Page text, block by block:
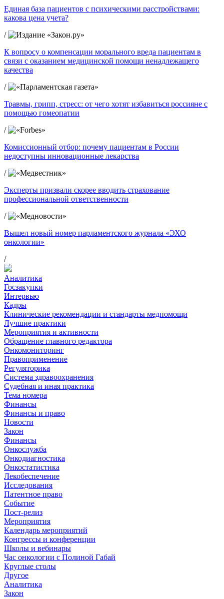
Единая база пациентов с психическими расстройствами:
какова цена учета?
/
К вопросу о компенсации морального вреда пациентам в
связи с оказанием медицинской помощи ненадлежащего
качества
/
Травмы, грипп, стресс: от чего хотят избавиться россияне с
помощью гомеопатии
/
Комиссионный отбор: почему пациентам в России
недоступны инновационные лекарства
/
Эксперты призвали скорее вводить страхование
профессиональной ответственности
/
Вышел новый номер парламентского журнала «ЭХО
онкологии»
/
Аналитика
Госзакупки
Интервью
Кадры
Клинические рекомендации и стандарты медпомощи
Лучшие практики
Мероприятия и активности
Обращение главного редактора
Онкомониторинг
Правоприменение
Регуляторика
Система здравоохранения
Судебная и иная практика
Тема номера
Финансы
Финансы и право
Новости
Закон
Финансы
Онкослужба
Онкодиагностика
Онкостатистика
Лекобеспечение
Исследования
Патентное право
Событие
Пост-релиз
Мероприятия
Календарь мероприятий
Конгрессы и конференции
Школы и вебинары
Час онкологии с Полиной Габай
Круглые столы
Другое
Аналитика
Закон